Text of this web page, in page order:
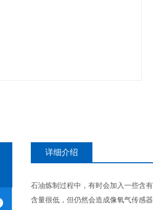
详细介绍
石油炼制过程中，有时会加入一些含
含量很低，但仍然会造成像氧气传感